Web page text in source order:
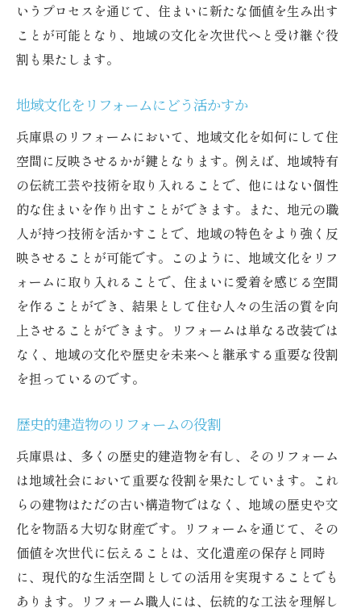
いうプロセスを通じて、住まいに新たな価値を生み出す
ことが可能となり、地域の文化を次世代へと受け継ぐ役
割も果たします。
地域文化をリフォームにどう活かすか
兵庫県のリフォームにおいて、地域文化を如何にして住
空間に反映させるかが鍵となります。例えば、地域特有
の伝統工芸や技術を取り入れることで、他にはない個性
的な住まいを作り出すことができます。また、地元の職
人が持つ技術を活かすことで、地域の特色をより強く反
映させることが可能です。このように、地域文化をリフ
ォームに取り入れることで、住まいに愛着を感じる空間
を作ることができ、結果として住む人々の生活の質を向
上させることができます。リフォームは単なる改装では
なく、地域の文化や歴史を未来へと継承する重要な役割
を担っているのです。
歴史的建造物のリフォームの役割
兵庫県は、多くの歴史的建造物を有し、そのリフォーム
は地域社会において重要な役割を果たしています。これ
らの建物はただの古い構造物ではなく、地域の歴史や文
化を物語る大切な財産です。リフォームを通じて、その
価値を次世代に伝えることは、文化遺産の保存と同時
に、現代的な生活空間としての活用を実現することでも
あります。リフォーム職人には、伝統的な工法を理解し